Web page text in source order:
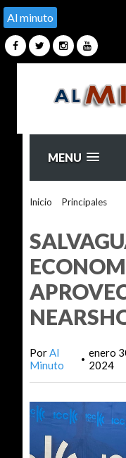
Al minuto
MENU
Inicio Principales>
PorAl
Minuto
• enero
2024